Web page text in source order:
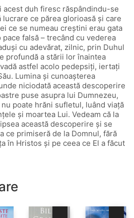
acest duh firesc răspândindu-se
lucrare ce părea glorioasă și care
ce se numeau creștini erau gata
pace falsă – trecând cu vederea
cu adevărat, zilnic, prin Duhul
profundă a stării lor înaintea
astfel acolo pedepsiți, iertați
Lumina și cunoașterea
niciodată această descoperire
puse asupra lui Dumnezeu,
poate hrăni sufletul, luând viață
și moartea Lui. Vedeam că la
această descoperire și se
ce primiseră de la Domnul, fără
în Hristos și pe ceea ce El a făcut